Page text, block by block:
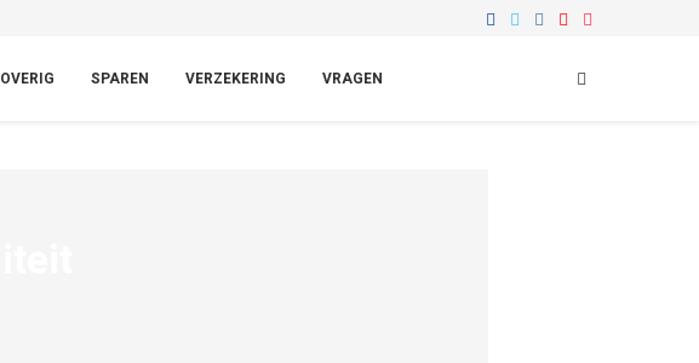
OVERIG SPAREN VERZEKERING VRAGEN